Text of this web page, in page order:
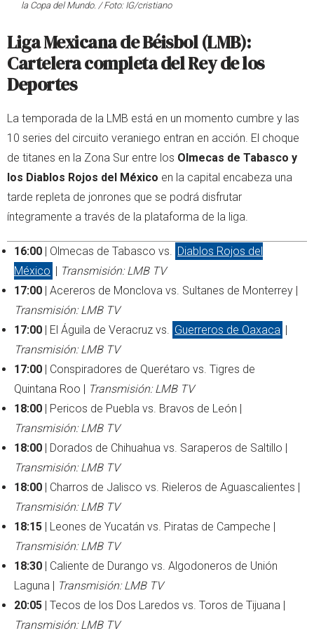
la Copa del Mundo. / Foto: IG/cristiano
Liga Mexicana de Béisbol (LMB):
Cartelera completa del Rey de los
Deportes
La temporada de la LMB está en un momento cumbre y las
10 series del circuito veraniego entran en acción. El choque
de titanes en la Zona Sur entre los Olmecas de Tabasco y
los Diablos Rojos del México en la capital encabeza una
tarde repleta de jonrones que se podrá disfrutar
íntegramente a través de la plataforma de la liga.
16:00 | Olmecas de Tabasco vs. Diablos Rojos del
México
Transmisión: LMB TV
17:00 | Acereros de Monclova vs. Sultanes de Monterrey |
Transmisión: LMB TV
17:00 | El Águila de Veracruz vs. Guerreros de Oaxaca
Transmisión: LMB TV
17:00 | Conspiradores de Querétaro vs. Tigres de
Quintana Roo |
Transmisión: LMB TV
18:00 | Pericos de Puebla vs. Bravos de León |
Transmisión: LMB TV
18:00 | Dorados de Chihuahua vs. Saraperos de Saltillo |
Transmisión: LMB TV
18:00 | Charros de Jalisco vs. Rieleros de Aguascalientes |
Transmisión: LMB TV
18:15 | Leones de Yucatán vs. Piratas de Campeche |
Transmisión: LMB TV
18:30 | Caliente de Durango vs. Algodoneros de Unión
Laguna |
Transmisión: LMB TV
20:05 | Tecos de los Dos Laredos vs. Toros de Tijuana |
Transmisión: LMB TV